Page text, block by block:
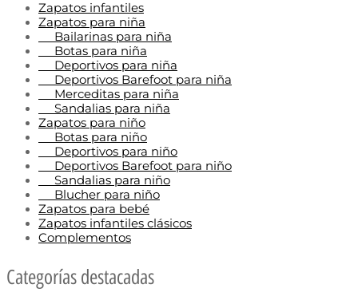
Zapatos infantiles
Zapatos para niña
Bailarinas para niña
Botas para niña
Deportivos para niña
Deportivos Barefoot para niña
Merceditas para niña
Sandalias para niña
Zapatos para niño
Botas para niño
Deportivos para niño
Deportivos Barefoot para niño
Sandalias para niño
Blucher para niño
Zapatos para bebé
Zapatos infantiles clásicos
Complementos
Categorías destacadas